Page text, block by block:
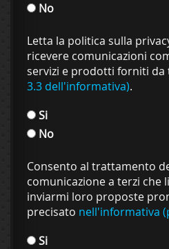
No
Letta la politica sulla
ricevere comunicazioni
servizi e prodotti forniti da
3.3 dell'informativa).
Si
No
Consento al trattamento
comunicazione a terzi che
inviarmi loro proposte
precisato nell'informativa
Si